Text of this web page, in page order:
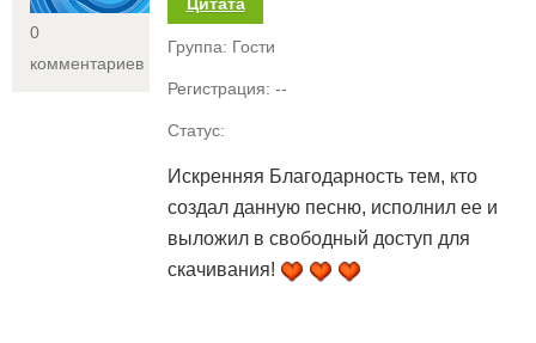
0
комментариев
Цитата
Группа: Гости
Регистрация: --
Статус:
Искренняя Благодарность тем, кто
создал данную песню, исполнил ее и
выложил в свободный доступ для
скачивания!